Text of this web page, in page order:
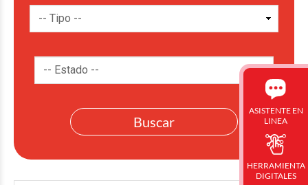
ASISTENTE EN
LINEA
HERRAMIENTA
DIGITALES